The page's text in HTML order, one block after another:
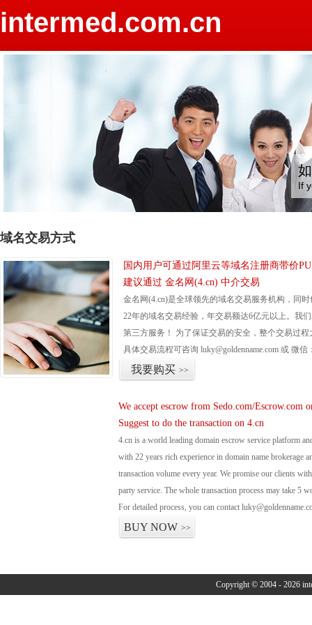
intermed.com.cn
If
域名交易方式
国内用户可通过阿里云等域名注册商带价
建议通过 金名网(4.cn) 中介交易
金名网(4.cn)是全球领先的域名交易服务机构，同
22年的域名交易经验，年交易额达6亿元以上。我
第三方服务！ 为了保证交易的安全，整个交易过
具体交易流程可咨询 luky@goldenname.com 或 微信
我要购买 >>
We accept escrow from Sedo.com/Escrow.com
Suggest to do the transaction on 4.cn
4.cn is a world leading domain escrow service platform
with 22 years rich experience in domain name brokerage
transaction volume every year. We promise our clients
party service. The whole transaction process may take 5
For detailed process, you can contact
BUY NOW >>
Copyright © 2004 - 2026